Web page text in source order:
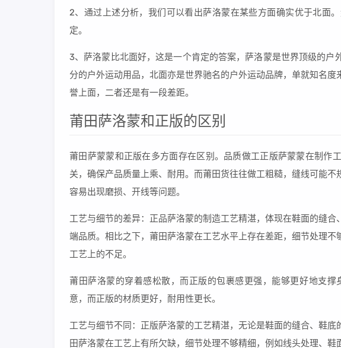
2、通过上述分析，我们可以看出萨洛蒙在某些方面确实优于北面
定。
3、萨洛蒙比北面好，这是一个肯定的答案，萨洛蒙是世界顶级的户
分的户外运动用品，北面亦是世界驰名的户外运动品牌，单就知名
誉上面，二者还是有一段差距。
莆田萨洛蒙和正版的区别
莆田萨蒙蒙和正版在多方面存在区别。品质做工正版萨蒙蒙在制作
关，确保产品质量上乘、耐用。而莆田货往往做工粗糙，缝线可能
容易出现磨损、开线等问题。
工艺与细节的差异：正品萨洛蒙的制造工艺精湛，体现在鞋面的缝
端品质。相比之下，莆田萨洛蒙在工艺水平上存在差距，细节处理
工艺上的不足。
莆田萨洛蒙的穿着感松散，而正版的包裹感更强，能够更好地支
意，而正版的材质更好，耐用性更长。
工艺与细节不同：正版萨洛蒙的工艺精湛，无论是鞋面的缝合、鞋
田萨洛蒙在工艺上有所欠缺，细节处理不够精细，例如线头处理、